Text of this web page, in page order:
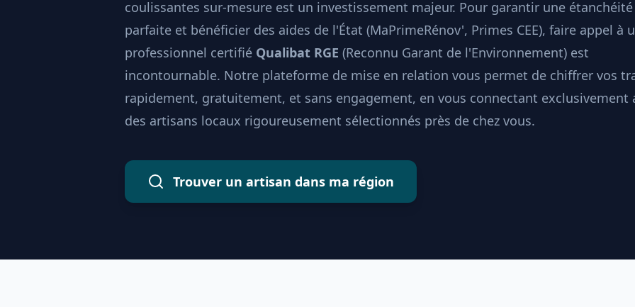
coulissantes sur-mesure est un investissement majeur. Pour garantir une étanchéité
parfaite et bénéficier des aides de l'État (MaPrimeRénov', Primes CEE), faire appel à
professionnel certifié Qualibat RGE (Reconnu Garant de l'Environnement) est
incontournable. Notre plateforme de mise en relation vous permet de chiffrer vos
rapidement, gratuitement, et sans engagement, en vous connectant exclusivement
des artisans locaux rigoureusement sélectionnés près de chez vous.
Trouver un artisan dans ma région